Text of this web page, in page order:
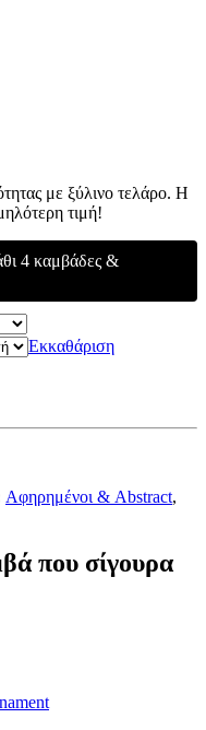
με ξύλινο τελάρο. Η
τιμή!
4 καμβάδες &
Εκκαθάριση
Αφηρημένοι & Abstract,
που σίγουρα